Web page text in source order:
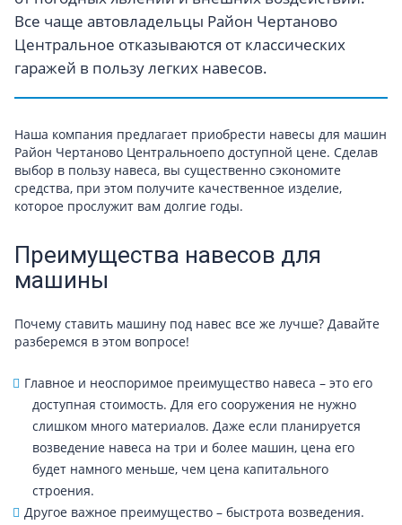
Все чаще автовладельцы Район Чертаново
Центральное отказываются от классических
гаражей в пользу легких навесов.
Наша компания предлагает приобрести навесы для машин
Район Чертаново Центральноепо доступной цене. Сделав
выбор в пользу навеса, вы существенно сэкономите
средства, при этом получите качественное изделие,
которое прослужит вам долгие годы.
Преимущества навесов для
машины
Почему ставить машину под навес все же лучше? Давайте
разберемся в этом вопросе!
Главное и неоспоримое преимущество навеса – это его
доступная стоимость. Для его сооружения не нужно
слишком много материалов. Даже если планируется
возведение навеса на три и более машин, цена его
будет намного меньше, чем цена капитального
строения.
Другое важное преимущество – быстрота возведения.